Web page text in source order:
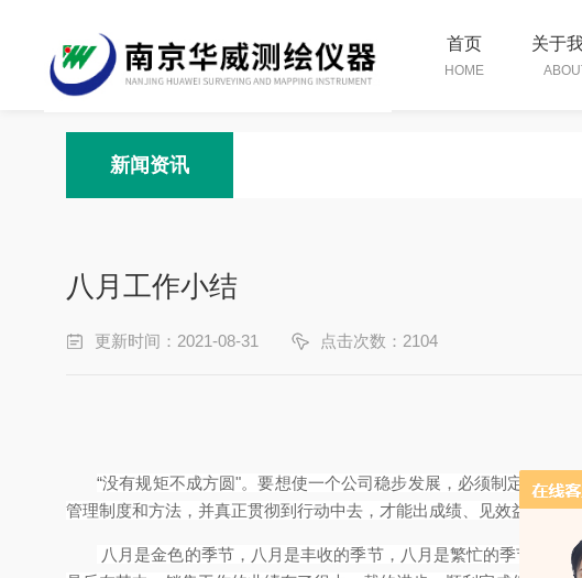
首页
HOME
关于
新闻资讯
八月工作小结
更新时间：2021-08-31 点击次数：2104
“没有规矩不成方圆"。要想使一个公司稳步发展，必须制定规范
管理制度和方法，并真正贯彻到行动中去，才能出成绩、见效益。
八月是金色的季节，八月是丰收的季节，八月是繁忙的季节，匆